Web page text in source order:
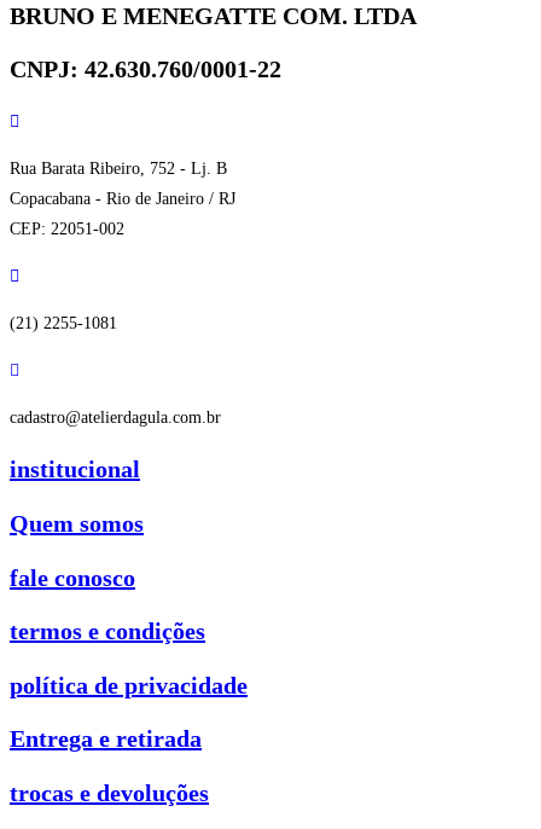
BRUNO E MENEGATTE COM. LTDA
CNPJ: 42.630.760/0001-22
Rua Barata Ribeiro, 752 - Lj. B
Copacabana - Rio de Janeiro / RJ
CEP: 22051-002
(21) 2255-1081
cadastro@atelierdagula.com.br
institucional
Quem somos
fale conosco
termos e condições
política de privacidade
Entrega e retirada
trocas e devoluções